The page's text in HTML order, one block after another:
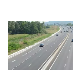
Image